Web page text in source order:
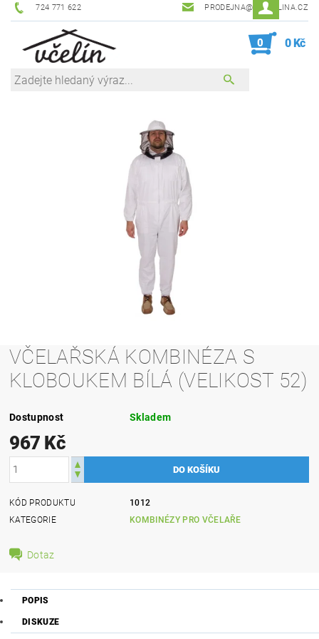
724 771 622 PRODEJNA@ZEVCELINA.CZ
0 0 Kč
VČELAŘSKÁ KOMBINÉZA S
KLOBOUKEM BÍLÁ (VELIKOST 52)
Dostupnost Skladem
967 Kč
KÓD PRODUKTU
1012
KATEGORIE
KOMBINÉZY PRO VČELAŘE
Dotaz
POPIS
DISKUZE